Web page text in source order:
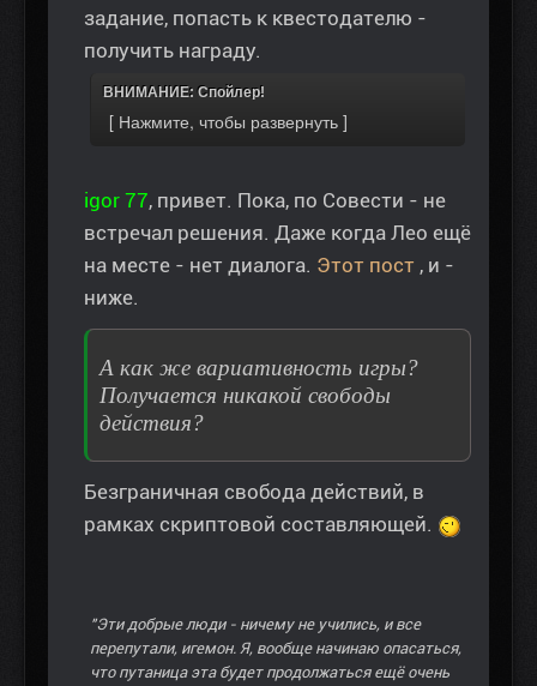
задание, попасть к квестодателю -
получить награду.
ВНИМАНИЕ: Спойлер!
igor 77, привет. Пока, по Совести - не
встречал решения. Даже когда Лео ещё
на месте - нет диалога. Этот пост , и -
ниже.
А как же вариативность игры?
Получается никакой свободы
действия?
Безграничная свобода действий, в
рамках скриптовой составляющей.
"Эти добрые люди - ничему не учились, и все
перепутали, игемон. Я, вообще начинаю опасаться,
что путаница эта будет продолжаться ещё очень